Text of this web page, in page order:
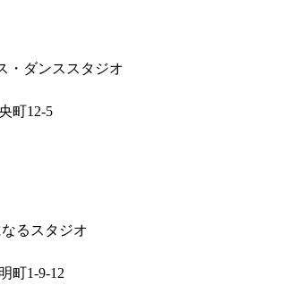
・ダンススタジオ
町12-5
るスタジオ
町1-9-12